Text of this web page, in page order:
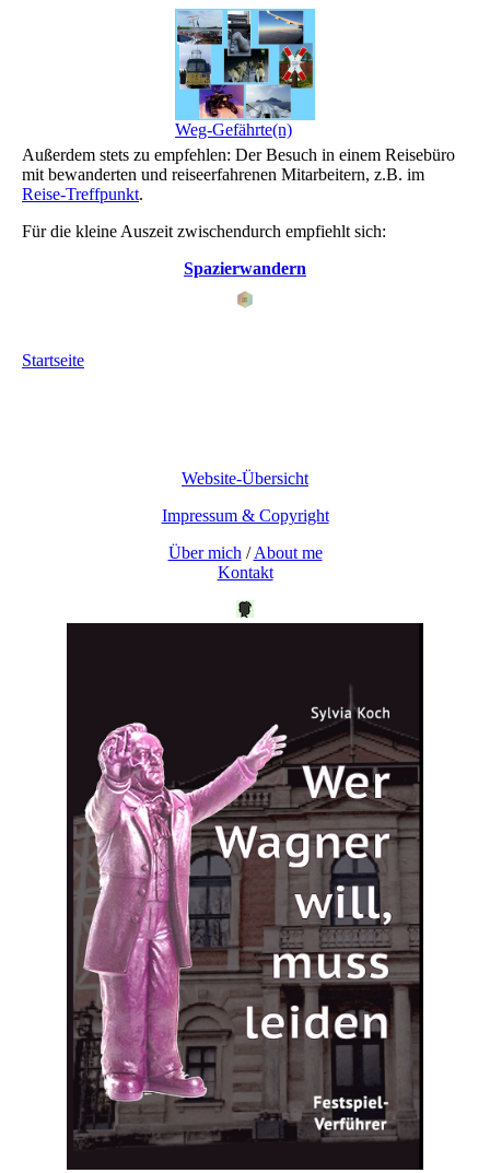
Weg-Gefährte(n)
Außerdem stets zu empfehlen: Der Besuch in einem Reisebüro
mit bewanderten und reiseerfahrenen Mitarbeitern, z.B. im
Reise-Treffpunkt.
Für die kleine Auszeit zwischendurch empfiehlt sich:
Spazierwandern
Startseite
Website-Übersicht
Impressum & Copyright
Über mich /About me
Kontakt